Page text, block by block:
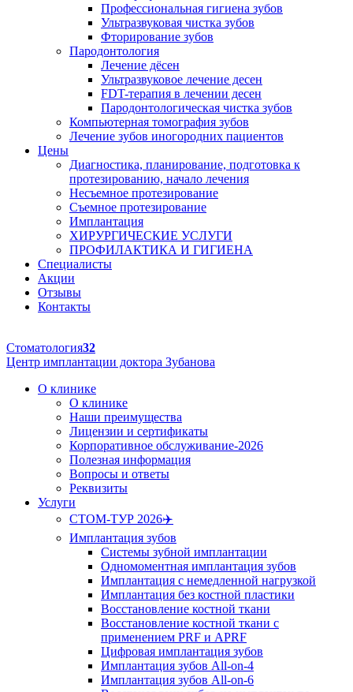
Профессиональная гигиена зубов
Ультразвуковая чистка зубов
Фторирование зубов
Пародонтология
Лечение дёсен
Ультразвуковое лечение десен
FDT-терапия в лечении десен
Пародонтологическая чистка зубов
Компьютерная томография зубов
Лечение зубов иногородних пациентов
Цены
Диагностика, планирование, подготовка к
протезированию, начало лечения
Несъемное протезирование
Съемное протезирование
Имплантация
ХИРУРГИЧЕСКИЕ УСЛУГИ
ПРОФИЛАКТИКА И ГИГИЕНА
Специалисты
Акции
Отзывы
Контакты
Стоматология32
Центр имплантации доктора Зубанова
О клинике
О клинике
Наши преимущества
Лицензии и сертификаты
Корпоративное обслуживание-2026
Полезная информация
Вопросы и ответы
Реквизиты
Услуги
СТОМ-ТУР 2026✈️
Имплантация зубов
Системы зубной имплантации
Одномоментная имплантация зубов
Имплантация с немедленной нагрузкой
Имплантация без костной пластики
Восстановление костной ткани
Восстановление костной ткани с
применением PRF и APRF
Цифровая имплантация зубов
Имплантация зубов All-on-4
Имплантация зубов All-on-6